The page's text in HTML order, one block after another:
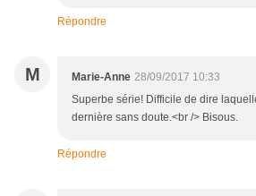
Répondre
M Marie-Anne 28/09/2017 10:33
Superbe série! Difficile de dire
dernière sans doute.<br /> Bisous.
Répondre